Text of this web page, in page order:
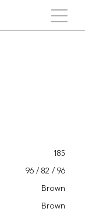
185
96 / 82 / 96
Brown
Brown